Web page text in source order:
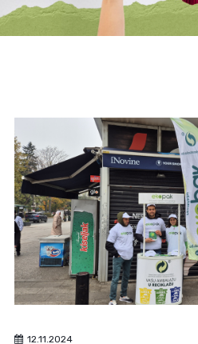
12.11.2024